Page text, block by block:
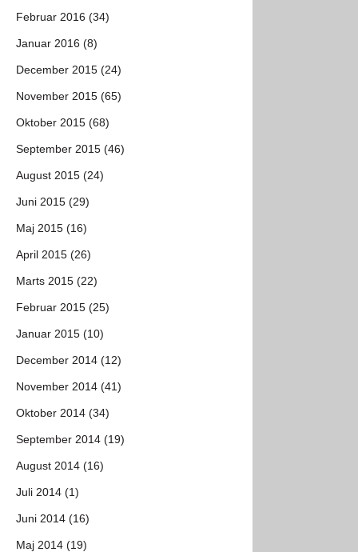
Februar 2016 (34)
Januar 2016 (8)
December 2015 (24)
November 2015 (65)
Oktober 2015 (68)
September 2015 (46)
August 2015 (24)
Juni 2015 (29)
Maj 2015 (16)
April 2015 (26)
Marts 2015 (22)
Februar 2015 (25)
Januar 2015 (10)
December 2014 (12)
November 2014 (41)
Oktober 2014 (34)
September 2014 (19)
August 2014 (16)
Juli 2014 (1)
Juni 2014 (16)
Maj 2014 (19)